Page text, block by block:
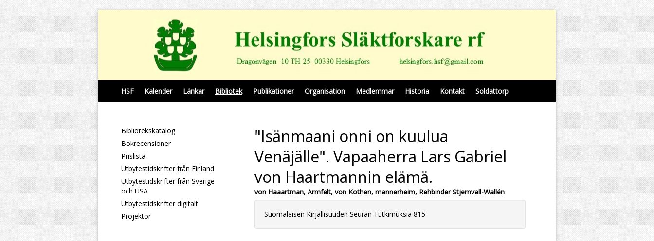
HSF Kalender Länkar Bibliotek Publikationer Organisation Medlemmar Historia Kontakt Soldattorp
Bibliotekskatalog
Bokrecensioner
Prislista
Utbytestidskrifter från Finland
Utbytestidskrifter från Sverige
och USA
Utbytestidskrifter digitalt
Projektor
"Isänmaani onni on kuulua
Venäjälle". Vapaaherra Lars Gabriel
von Haartmannin elämä.
von Haaartman, Armfelt, von Kothen, mannerheim, Rehbinder Stjernvall-Wallén
Suomalaisen Kirjallisuuden Seuran Tutkimuksia 815